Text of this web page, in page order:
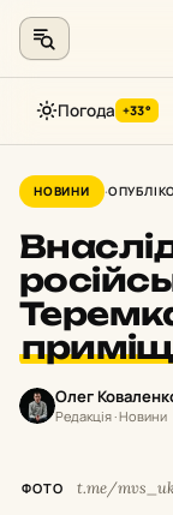
до
контенту
Погода +33°
НОВИНИ
Олег
Редакція · Новини
ФОТО t.me/